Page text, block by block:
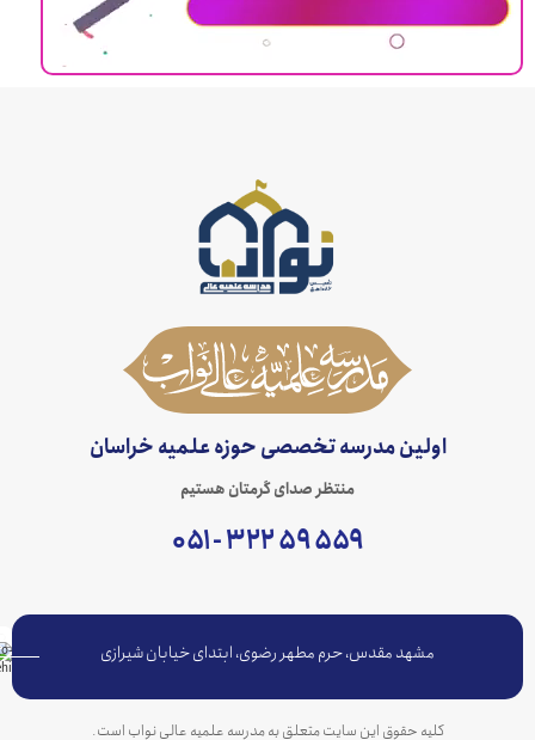
اولین مدرسه تخصصی حوزه علمیه خراسان
منتظر صدای گرمتان هستیم
مشهد مقدس، حرم مطهر رضوی، ابتدای خیابان شیرازی
کلیه حقوق این سایت متعلق به مدرسه علمیه عالی نواب است.